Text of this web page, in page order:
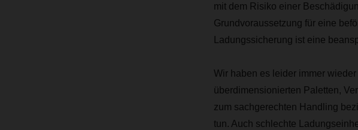
mit dem Risiko einer
Grundvoraussetzung für eine
Ladungssicherung ist eine
Wir haben es leider immer
überdimensionierten Paletten,
zum sachgerechten Handling
tun. Auch schlechte